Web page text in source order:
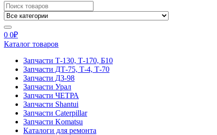
Search
for:
0 0₽
Каталог товаров
Запчасти Т-130, Т-170, Б10
Запчасти ДТ-75, Т-4, Т-70
Запчасти ДЗ-98
Запчасти Урал
Запчасти ЧЕТРА
Запчасти Shantui
Запчасти Caterpillar
Запчасти Komatsu
Каталоги для ремонта